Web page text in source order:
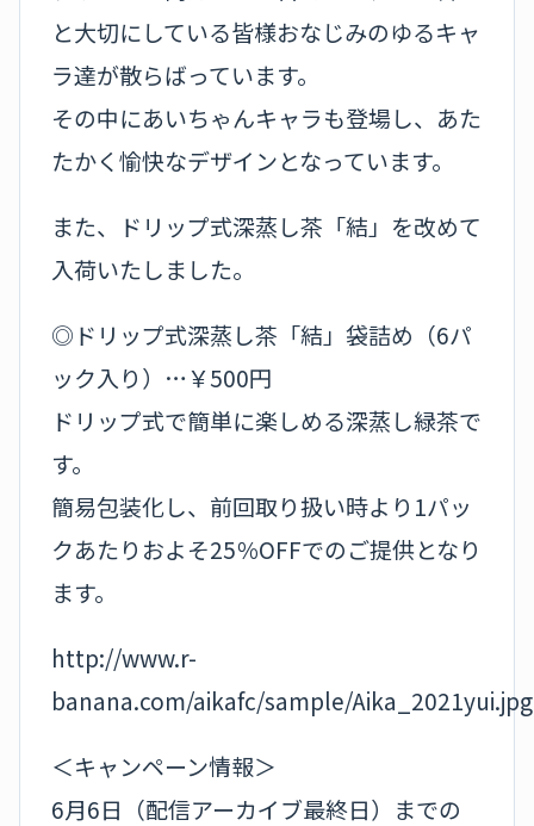
と大切にしている皆様おなじみのゆるキャ
ラ達が散らばっています。
その中にあいちゃんキャラも登場し、あた
たかく愉快なデザインとなっています。
また、ドリップ式深蒸し茶「結」を改めて
入荷いたしました。
◎ドリップ式深蒸し茶「結」袋詰め（6パ
ック入り）…￥500円
ドリップ式で簡単に楽しめる深蒸し緑茶で
す。
簡易包装化し、前回取り扱い時より1パッ
クあたりおよそ25％OFFでのご提供となり
ます。
http://www.r-
banana.com/aikafc/sample/Aika_2021yui.jpg
＜キャンペーン情報＞
6月6日（配信アーカイブ最終日）までの